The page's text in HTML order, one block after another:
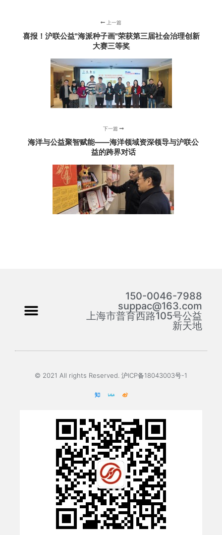
上一篇
喜报！沪联公益"海派种子画"荣获第三届社会治理创新
大赛三等奖
下一篇
海洋与公益聚智赋能——海洋领域资深领导与沪联公
益的跨界对话
150-0046-7988
suppac@163.com
上海市普育西路105号公益
新天地
© 2021 All rights Reserved. 沪ICP备18043003号-1